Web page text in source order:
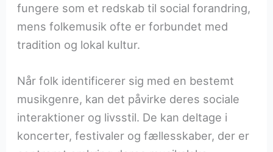
fungere som et redskab til social forandring,
mens folkemusik ofte er forbundet med
tradition og lokal kultur.
Når folk identificerer sig med en bestemt
musikgenre, kan det påvirke deres sociale
interaktioner og livsstil. De kan deltage i
koncerter, festivaler og fællesskaber, der er